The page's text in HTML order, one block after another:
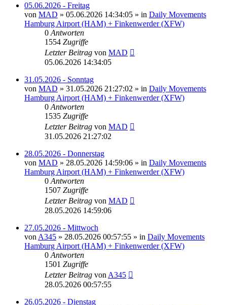
05.06.2026 - Freitag
von MAD » 05.06.2026 14:34:05 » in Daily Movements
Hamburg Airport (HAM) + Finkenwerder (XFW)
0 Antworten
1554 Zugriffe
Letzter Beitrag von MAD
05.06.2026 14:34:05
31.05.2026 - Sonntag
von MAD » 31.05.2026 21:27:02 » in Daily Movements
Hamburg Airport (HAM) + Finkenwerder (XFW)
0 Antworten
1535 Zugriffe
Letzter Beitrag von MAD
31.05.2026 21:27:02
28.05.2026 - Donnerstag
von MAD » 28.05.2026 14:59:06 » in Daily Movements
Hamburg Airport (HAM) + Finkenwerder (XFW)
0 Antworten
1507 Zugriffe
Letzter Beitrag von MAD
28.05.2026 14:59:06
27.05.2026 - Mittwoch
von A345 » 28.05.2026 00:57:55 » in Daily Movements
Hamburg Airport (HAM) + Finkenwerder (XFW)
0 Antworten
1501 Zugriffe
Letzter Beitrag von A345
28.05.2026 00:57:55
26.05.2026 - Dienstag